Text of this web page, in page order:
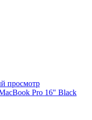
просмотр
Pro 16" Black